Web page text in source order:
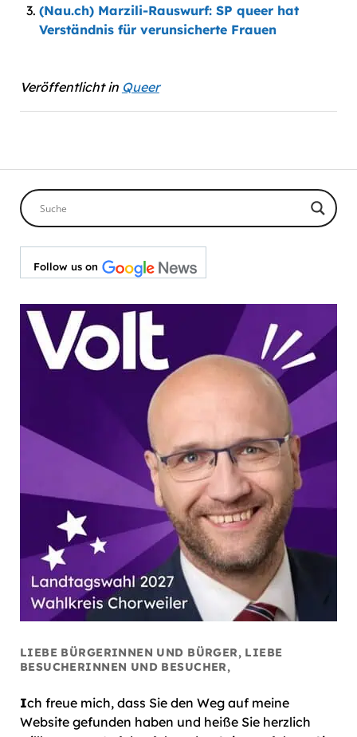
(Nau.ch) Marzili-Rauswurf: SP queer hat
Verständnis für verunsicherte Frauen
Veröffentlicht in Queer
Follow us on
LIEBE BÜRGERINNEN UND BÜRGER, LIEBE
BESUCHERINNEN UND BESUCHER,
Ich freue mich, dass Sie den Weg auf meine
Website gefunden haben und heiße Sie herzlich